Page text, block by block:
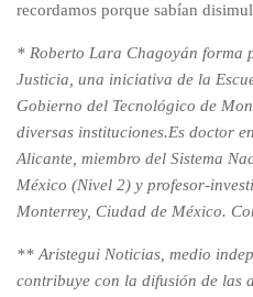
recordamos porque sabían
* Roberto Lara Chagoyán forma
Justicia, una iniciativa de la
Gobierno del Tecnológico de
diversas instituciones.Es doctor
Alicante, miembro del Sistema
México (Nivel 2) y profesor-
Monterrey, Ciudad de México.
** Aristegui Noticias, medio
contribuye con la difusión de las